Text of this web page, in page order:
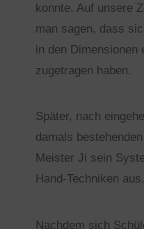
konnte. Auf unsere
man sagen, dass
in den Dimensionen
zugetragen haben.
Später, nach
damals
Meister Ji sein
Hand-Techniken aus.
Nachdem sich